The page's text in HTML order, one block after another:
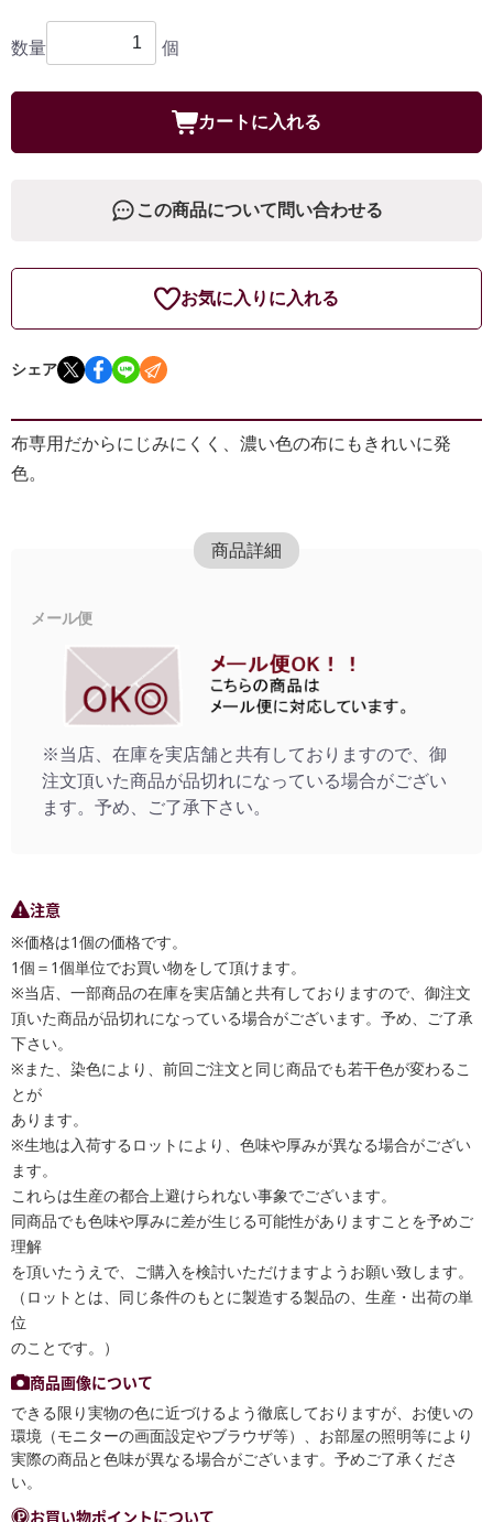
数量 個
カートに入れる
この商品について問い合わせる
お気に入りに入れる
シェア
布専用だからにじみにくく、濃い色の布にもきれいに発
色。
商品詳細
メール便
※当店、在庫を実店舗と共有しておりますので、御
注文頂いた商品が品切れになっている場合がござい
ます。予め、ご了承下さい。
注意
※価格は1個の価格です。
1個＝1個単位でお買い物をして頂けます。
※当店、一部商品の在庫を実店舗と共有しておりますので、御注文
頂いた商品が品切れになっている場合がございます。予め、ご了承
下さい。
※また、染色により、前回ご注文と同じ商品でも若干色が変わるこ
とが
あります。
※生地は入荷するロットにより、色味や厚みが異なる場合がござい
ます。
これらは生産の都合上避けられない事象でございます。
同商品でも色味や厚みに差が生じる可能性がありますことを予めご
理解
を頂いたうえで、ご購入を検討いただけますようお願い致します。
（ロットとは、同じ条件のもとに製造する製品の、生産・出荷の単
位
のことです。）
商品画像について
できる限り実物の色に近づけるよう徹底しておりますが、お使いの
環境（モニターの画面設定やブラウザ等）、お部屋の照明等により
実際の商品と色味が異なる場合がございます。予めご了承くださ
い。
お買い物ポイントについて